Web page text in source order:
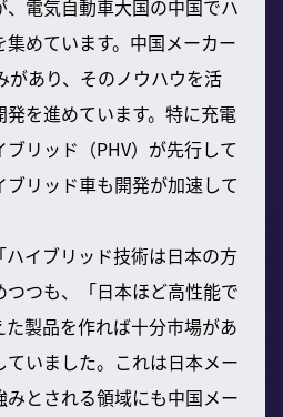
電気自動車大国の中国でハ
めています。中国メーカー
があり、そのノウハウを活
を進めています。特に充電
リッド（PHV）が先行して
リッド車も開発が加速して
イブリッド技術は日本の方
つも、「日本ほど高性能で
製品を作れば十分市場があ
いました。これは日本メー
とされる領域にも中国メー